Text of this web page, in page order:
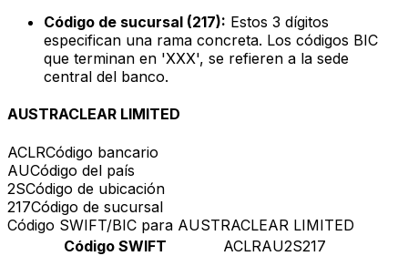
Código de sucursal (217): Estos 3 dígitos
especifican una rama concreta. Los códigos BIC
que terminan en 'XXX', se refieren a la sede
central del banco.
AUSTRACLEAR LIMITED
ACLRCódigo bancario
AUCódigo del país
2SCódigo de ubicación
217Código de sucursal
Código SWIFT/BIC para AUSTRACLEAR LIMITED
Código SWIFT
ACLRAU2S217